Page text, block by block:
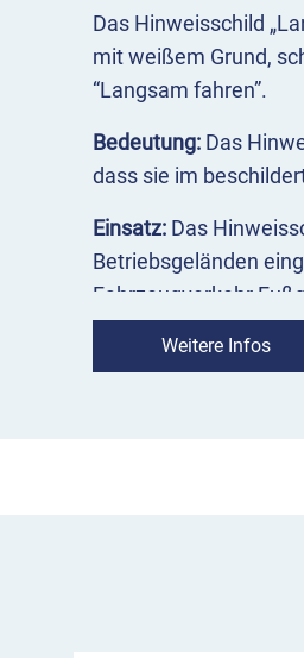
Das Hinweisschild
mit weißem Grund,
“Langsam fahren”.
Bedeutung: Das
dass sie im
Einsatz: Das
Betriebsgeländen
Fahrzeugverkehr
Hinweisschild
Weitere Infos